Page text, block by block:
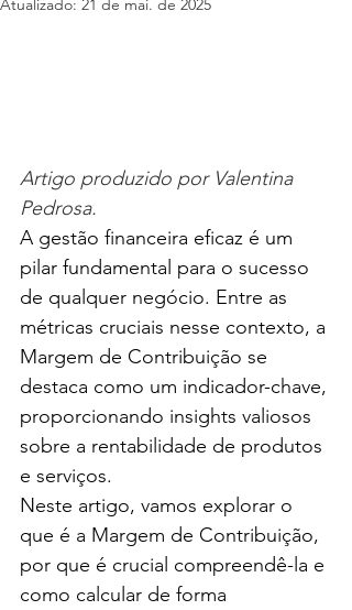
Atualizado: 21 de mai. de 2025
Artigo produzido por Valentina
Pedrosa.
A gestão financeira eficaz é um
pilar fundamental para o sucesso
de qualquer negócio. Entre as
métricas cruciais nesse contexto, a
Margem de Contribuição se
destaca como um indicador-chave,
proporcionando insights valiosos
sobre a rentabilidade de produtos
e serviços.
Neste artigo, vamos explorar o
que é a Margem de Contribuição,
por que é crucial compreendê-la e
como calcular de forma